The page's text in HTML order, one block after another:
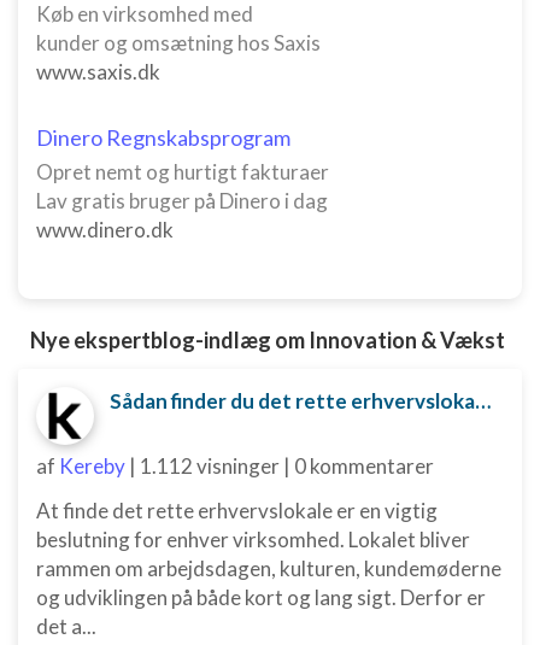
Køb en virksomhed med
kunder og omsætning hos Saxis
www.saxis.dk
Dinero Regnskabsprogram
Opret nemt og hurtigt fakturaer
Lav gratis bruger på Dinero i dag
www.dinero.dk
Nye ekspertblog-indlæg om Innovation & Vækst
Sådan finder du det rette erhvervslokale til din virksomhed
af Kereby | 1.112 visninger | 0 kommentarer
At finde det rette erhvervslokale er en vigtig
beslutning for enhver virksomhed. Lokalet bliver
rammen om arbejdsdagen, kulturen, kundemøderne
og udviklingen på både kort og lang sigt. Derfor er
det a...